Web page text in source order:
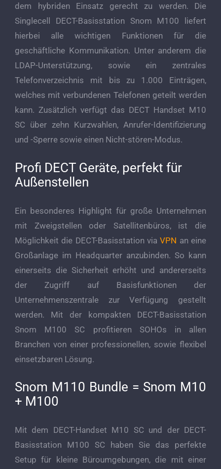
dem hybriden Einsatz gerecht zu werden. Die
Singlecell DECT-Basisstation Snom M100 liefert
hierbei alle wichtigen Funktionen für die
geschäftliche Kommunikation. Unter anderem die
LDAP-Unterstützung, sowie ein zentrales
Telefonverzeichnis mit bis zu 1.000 Einträgen,
welches mit verbundenen Telefonen geteilt werden
kann. Zusätzlich verfügt das DECT Handset M10
SC über zehn Kurzwahlen, Anrufer-Identifizierung
und -Sperre sowie einen Nicht-stören-Modus.
Profi DECT Geräte, perfekt für
Außenstellen
Ein besonderes Highlight für große Unternehmen
mit Zweigstellen oder Satellitenbüros, ist die
Möglichkeit die DECT-Basisstation viaVPN an eine
Großanlage im Headquarter anzubinden. So kann
einerseits die Sicherheit erhöht und andererseits
der Zugriff auf Basisfunktionen der
Unternehmenszentrale zur Verfügung gestellt
werden. Mit der kompakten DECT-Basisstation
Snom M100 SC profitieren SOHOs in allen
Branchen von einer professionellen, sowie flexibel
einsetzbaren Lösung.
Snom M110 Bundle = Snom M10
+ M100
Mit dem DECT-Handset M10 SC und der DECT-
Basisstation M100 SC haben Sie das perfekte
Setup für kleine Büroumgebungen, die mit einer